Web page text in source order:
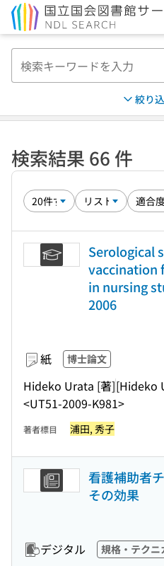
絞り
検索結果 66 件
Serological
vaccination
in nursing
2006
紙 博士論文
Hideko Urata [著][Hideko
<UT51-2009-K981>
著者標目 浦田, 秀子
看護補助者
その効果
デジタル 規格・テク